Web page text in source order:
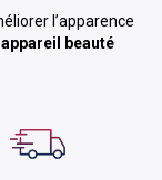
l’apparence
appareil beauté